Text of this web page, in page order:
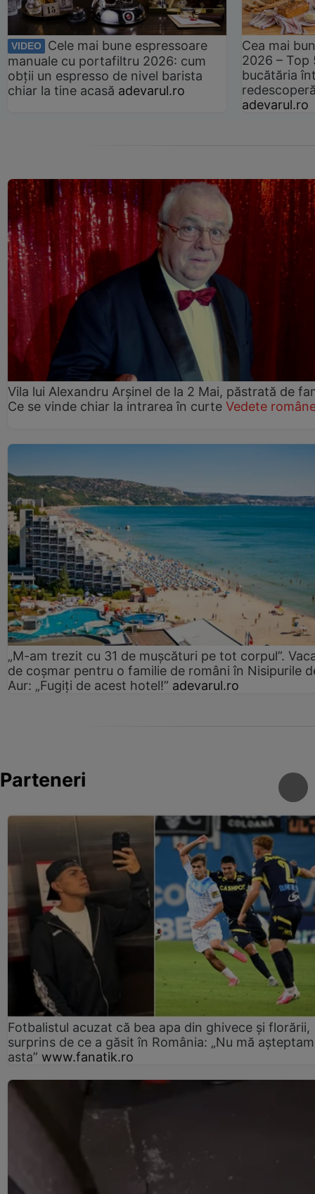
VIDEO
Cele mai bune espressoare
manuale cu portafiltru 2026: cum
obții un espresso de nivel barista
chiar la tine acasă adevarul.ro
Cea mai
2026 –
bucătăria
adevarul.ro
Vila lui Alexandru Arșinel de la 2 Mai, păstrată de
Ce se vinde chiar la intrarea în curte Vedete
„M-am trezit cu 31 de mușcături pe tot corpul”.
de coșmar pentru o familie de români în Nisipurile
Aur: „Fugiți de acest hotel!” adevarul.ro
Parteneri
Fotbalistul acuzat că bea apa din ghivece și florării,
surprins de ce a găsit în România: „Nu mă
asta” www.fanatik.ro